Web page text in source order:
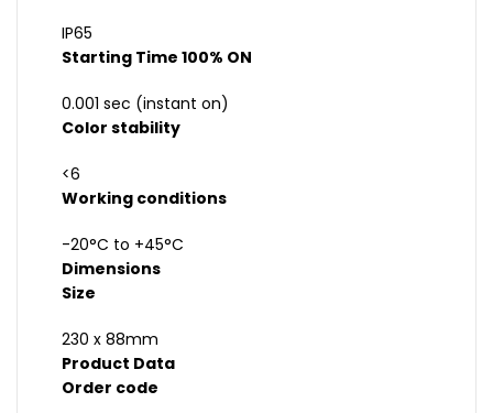
IP65
Starting Time 100% ON
0.001 sec (instant on)
Color stability
<6
Working conditions
-20°C to +45°C
Dimensions
Size
230 x 88mm
Product Data
Order code